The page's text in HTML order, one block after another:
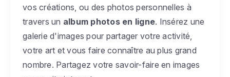
vos créations, ou des photos personnelles à
travers un album photos en ligne. Insérez une
galerie d'images pour partager votre activité,
votre art et vous faire connaître au plus grand
nombre. Partagez votre savoir-faire en images